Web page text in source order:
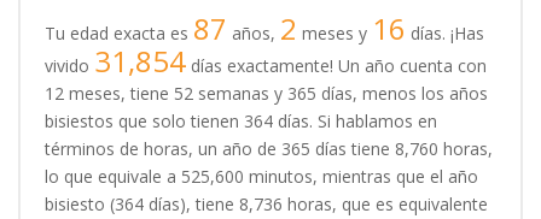
Tu edad exacta es 87 años, 2 meses y 16 días. ¡Has
vivido 31,854 días exactamente! Un año cuenta con
12 meses, tiene 52 semanas y 365 días, menos los años
bisiestos que solo tienen 364 días. Si hablamos en
términos de horas, un año de 365 días tiene 8,760 horas,
lo que equivale a 525,600 minutos, mientras que el año
bisiesto (364 días), tiene 8,736 horas, que es equivalente